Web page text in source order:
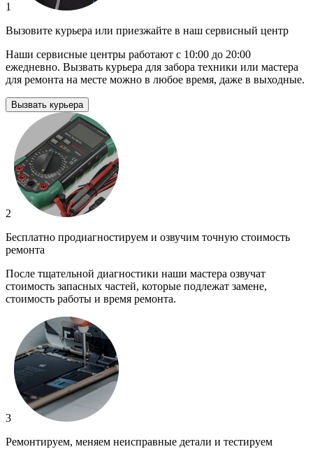
1
Вызовите курьера или приезжайте в наш сервисный центр
Наши сервисные центры работают с 10:00 до 20:00
ежедневно. Вызвать курьера для забора техники или мастера
для ремонта на месте можно в любое время, даже в выходные.
Вызвать курьера
2
Бесплатно продиагностируем и озвучим точную стоимость
ремонта
После тщательной диагностики наши мастера озвучат
стоимость запасных частей, которые подлежат замене,
стоимость работы и время ремонта.
3
Ремонтируем, меняем неисправные детали и тестируем